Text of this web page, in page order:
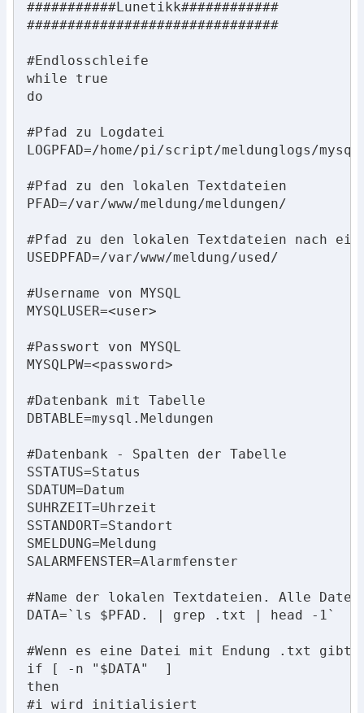
###########Lunetikk############
###############################
#Endlosschleife
while true
do
#Pfad zu Logdatei
LOGPFAD=/home/pi/script/meldunglogs/
#Pfad zu den lokalen Textdateien
PFAD=/var/www/meldung/meldungen/
#Pfad zu den lokalen Textdateien nach
USEDPFAD=/var/www/meldung/used/
#Username von MYSQL
MYSQLUSER=<user>
#Passwort von MYSQL
MYSQLPW=<password>
#Datenbank mit Tabelle
DBTABLE=mysql.Meldungen
#Datenbank - Spalten der Tabelle
SSTATUS=Status
SDATUM=Datum
SUHRZEIT=Uhrzeit
SSTANDORT=Standort
SMELDUNG=Meldung
SALARMFENSTER=Alarmfenster
#Name der lokalen Textdateien. Alle
DATA=`ls $PFAD. | grep .txt | head -1`
#Wenn es eine Datei mit Endung .txt gibt,
if [ -n "$DATA"  ]
then
#i wird initialisiert